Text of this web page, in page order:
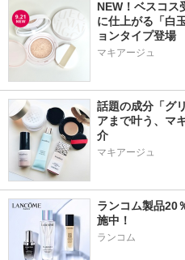
NEW！ベスコ
に仕上がる「白
ョンタイプ登場
マキアージュ
話題の成分「グ
アまで叶う、マ
介
マキアージュ
ランコム製品20
施中！
ランコム